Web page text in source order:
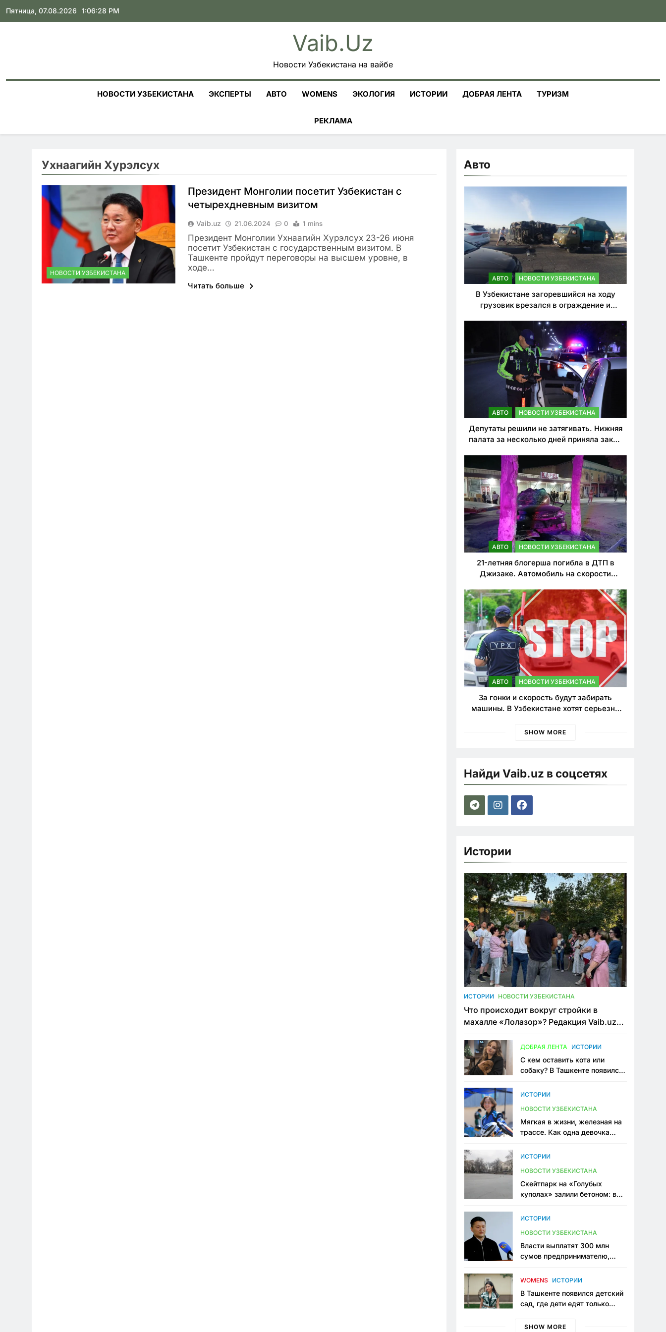
Skip
Пятница, 07.08.2026 1:06:29 PM
Vaib.uz
Новости Узбекистана на вайбе
НОВОСТИ УЗБЕКИСТАНА ЭКСПЕРТЫ АВТО WOMENS ЭКОЛОГИЯ ИСТОРИИ ДОБРАЯ ЛЕНТА ТУРИЗМ
РЕКЛАМА
Ухнаагийн Хурэлсух
НОВОСТИ УЗБЕКИСТАНА
Президент Монголии посетит Узбекистан с
четырехдневным визитом
Vaib.uz 21.06.2024 0 1 mins
Президент Монголии Ухнаагийн Хурэлсух 23-26 июня
посетит Узбекистан с государственным визитом. В
Ташкенте пройдут переговоры на высшем уровне, в
ходе…
Читать больше
Авто
АВТО НОВОСТИ УЗБЕКИСТАНА
В Узбекистане загоревшийся на ходу
грузовик врезался в ограждение и
АВТО НОВОСТИ УЗБЕКИСТАНА
Депутаты решили не затягивать. Нижняя
палата за несколько дней приняла закон
нарушителей ПДД
АВТО НОВОСТИ УЗБЕКИСТАНА
21-летняя блогерша погибла в ДТП в
Джизаке. Автомобиль на скорости
АВТО НОВОСТИ УЗБЕКИСТАНА
За гонки и скорость будут забирать
машины. В Узбекистане хотят серьезно
SHOW MORE
Найди Vaib.uz в соцсетях
Истории
ИСТОРИИ НОВОСТИ УЗБЕКИСТАНА
Что происходит вокруг стройки в
махалле «Лолазор»? Редакция Vaib.uz
конфликта
ДОБРАЯ ЛЕНТА ИСТОРИИ
С кем оставить кота или
собаку? В Ташкенте появился
ИСТОРИИ
НОВОСТИ УЗБЕКИСТАНА
Мягкая в жизни, железная на
трассе. Как одна девочка
Узбекистане
ИСТОРИИ
НОВОСТИ УЗБЕКИСТАНА
Скейтпарк на «Голубых
куполах» залили бетоном: в
одно общественное
ИСТОРИИ
НОВОСТИ УЗБЕКИСТАНА
Власти выплатят 300 млн
сумов предпринимателю,
тюрьме по незаконному
WOMENS ИСТОРИИ
В Ташкенте появился детский
сад, где дети едят только
мама, которая устала просить
SHOW MORE